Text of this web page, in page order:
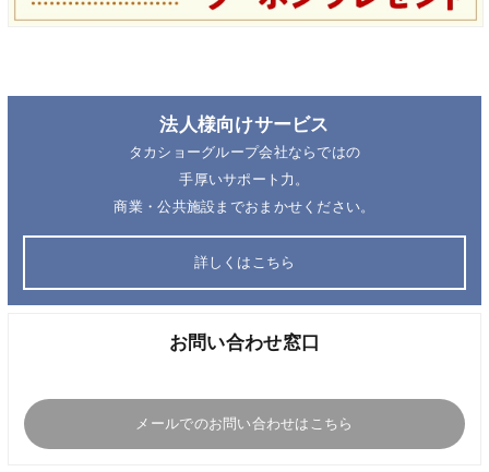
法人様向けサービス
タカショーグループ会社ならではの
手厚いサポート力。
商業・公共施設までおまかせください。
詳しくはこちら
お問い合わせ窓口
メールでのお問い合わせはこちら